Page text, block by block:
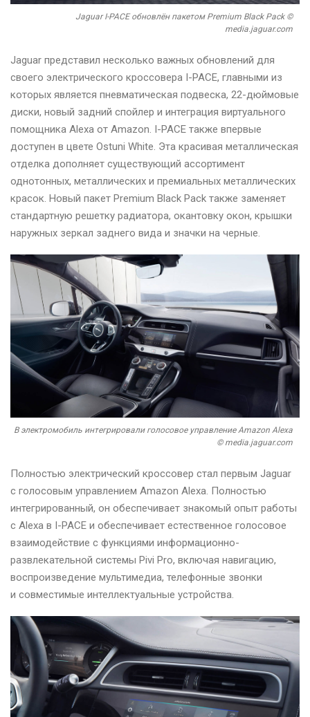
Jaguar I-PACE обновлён пакетом Premium Black Pack ©
media.jaguar.com
Jaguar представил несколько важных обновлений для
своего электрического кроссовера I-PACE, главными из
которых является пневматическая подвеска, 22-дюймовые
диски, новый задний спойлер и интеграция виртуального
помощника Alexa от Amazon. I-PACE также впервые
доступен в цвете Ostuni White. Эта красивая металлическая
отделка дополняет существующий ассортимент
однотонных, металлических и премиальных металлических
красок. Новый пакет Premium Black Pack также заменяет
стандартную решетку радиатора, окантовку окон, крышки
наружных зеркал заднего вида и значки на черные.
В электромобиль интегрировали голосовое управление Amazon Alexa
© media.jaguar.com
Полностью электрический кроссовер стал первым Jaguar
с голосовым управлением Amazon Alexa. Полностью
интегрированный, он обеспечивает знакомый опыт работы
с Alexa в I-PACE и обеспечивает естественное голосовое
взаимодействие с функциями информационно-
развлекательной системы Pivi Pro, включая навигацию,
воспроизведение мультимедиа, телефонные звонки
и совместимые интеллектуальные устройства.